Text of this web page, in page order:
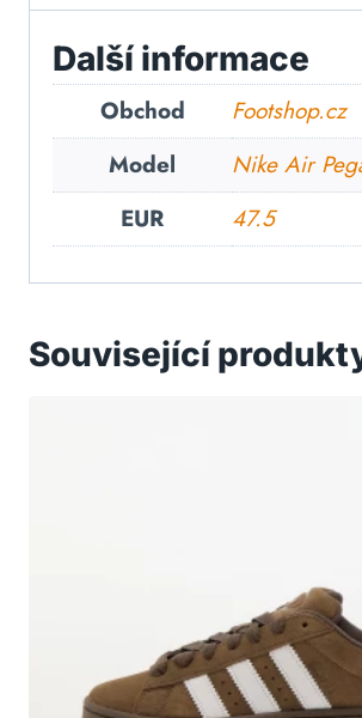
Další informace
Obchod
Footshop.cz
Model
Nike Air
EUR
47.5
Související